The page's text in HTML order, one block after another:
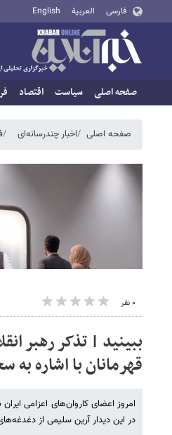
فارسی العربية English
صفحه اصلی سیاست اقتصاد
صفحه اصلی اخبار چندرسانه‌ای
۰ نفر
ببینید | تذکر رهبر
قهرمانان با اشاره
در این دیدار آرین سلیمی از